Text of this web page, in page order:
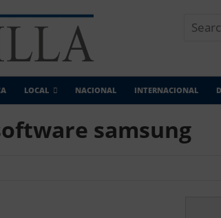
LOCAL NACIONAL INTERNACIONAL
samsung